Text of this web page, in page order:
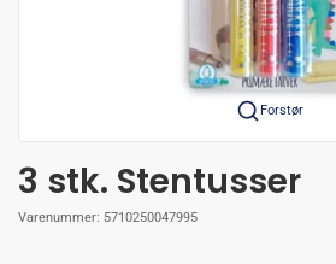
Forstør
3 stk. Stentusser
Varenummer: 5710250047995